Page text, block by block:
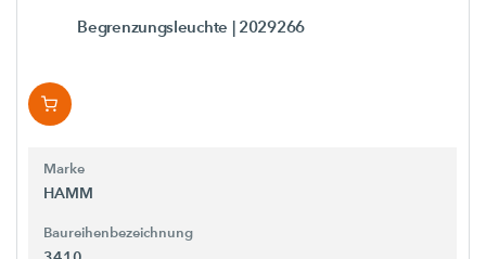
Begrenzungsleuchte | 2029266
Marke
HAMM
Baureihenbezeichnung